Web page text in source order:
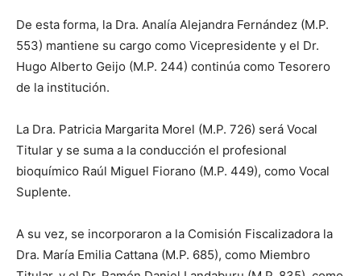
De esta forma, la Dra. Analía Alejandra Fernández (M.P.
553) mantiene su cargo como Vicepresidente y el Dr.
Hugo Alberto Geijo (M.P. 244) continúa como Tesorero
de la institución.
La Dra. Patricia Margarita Morel (M.P. 726) será Vocal
Titular y se suma a la conducción el profesional
bioquímico Raúl Miguel Fiorano (M.P. 449), como Vocal
Suplente.
A su vez, se incorporaron a la Comisión Fiscalizadora la
Dra. María Emilia Cattana (M.P. 685), como Miembro